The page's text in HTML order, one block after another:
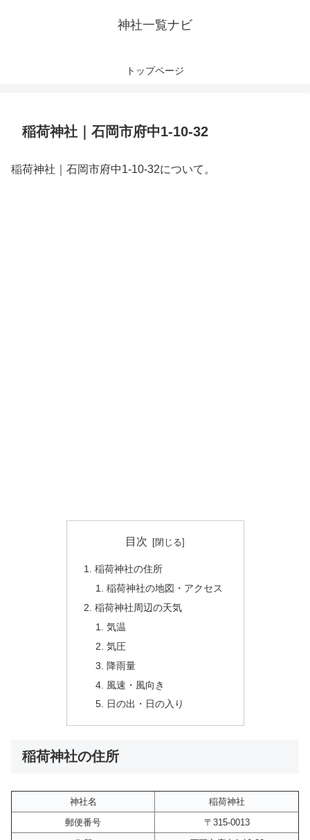
神社一覧ナビ
トップページ
稲荷神社｜石岡市府中1-10-32
稲荷神社｜石岡市府中1-10-32について。
目次
稲荷神社の住所
稲荷神社の地図・アクセス
稲荷神社周辺の天気
気温
気圧
降雨量
風速・風向き
日の出・日の入り
稲荷神社の住所
神社名
稲荷神社
郵便番号
〒315-0013